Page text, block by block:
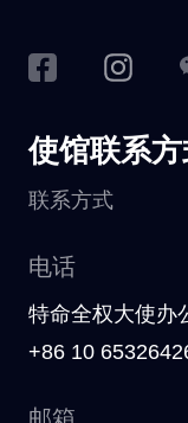
使馆联系
联系方式
电话
特命全权大使办
+86 10